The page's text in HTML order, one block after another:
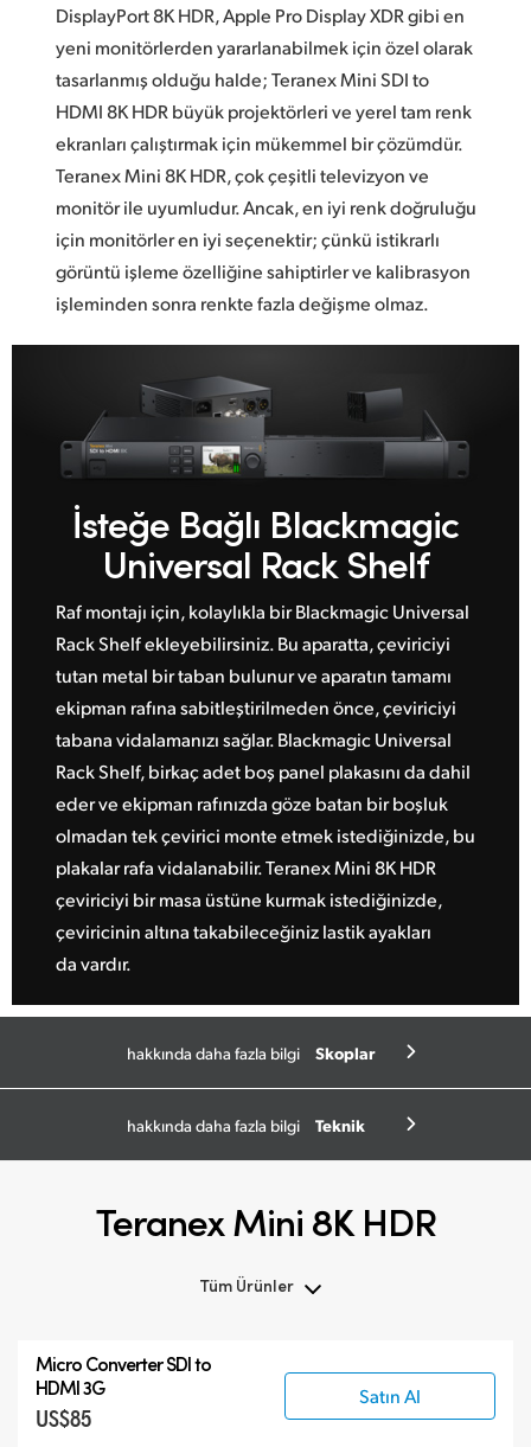
DisplayPort 8K HDR, Apple Pro Display XDR gibi en
yeni monitörlerden yararlanabilmek için özel olarak
tasarlanmış olduğu halde; Teranex Mini SDI to
HDMI 8K HDR büyük projektörleri ve yerel tam renk
ekranları çalıştırmak için mükemmel bir çözümdür.
Teranex Mini 8K HDR, çok çeşitli televizyon ve
monitör ile uyumludur. Ancak, en iyi renk doğruluğu
için monitörler en iyi seçenektir; çünkü istikrarlı
görüntü işleme özelliğine sahiptirler ve kalibrasyon
işleminden sonra renkte fazla değişme olmaz.
İsteğe Bağlı Blackmagic
Universal Rack Shelf
Raf montajı için, kolaylıkla bir Blackmagic Universal
Rack Shelf ekleyebilirsiniz. Bu aparatta, çeviriciyi
tutan metal bir taban bulunur ve aparatın tamamı
ekipman rafına sabitleştirilmeden önce, çeviriciyi
tabana vidalamanızı sağlar. Blackmagic Universal
Rack Shelf, birkaç adet boş panel plakasını da dahil
eder ve ekipman rafınızda göze batan bir boşluk
olmadan tek çevirici monte etmek istediğinizde, bu
plakalar rafa vidalanabilir. Teranex Mini 8K HDR
çeviriciyi bir masa üstüne kurmak istediğinizde,
çeviricinin altına takabileceğiniz lastik ayakları
da vardır.
hakkında daha fazla bilgi Skoplar
hakkında daha fazla bilgi Teknik
Teranex Mini 8K HDR
Tüm Ürünler
Teranex Mini 8K HDR
Teranex SDI to HDMI
Micro ConverterSDI to
HDMI 3G
US$85
Satın Al